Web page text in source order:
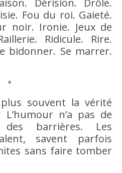
Dérision. Drôle.
Fou du roi. Gaieté.
noir. Ironie. Jeux de
Ridicule. Rire.
bidonner. Se marrer.
*
souvent la vérité
humourn’a pas de
barrières. Les
savent parfois
sans faire tomber